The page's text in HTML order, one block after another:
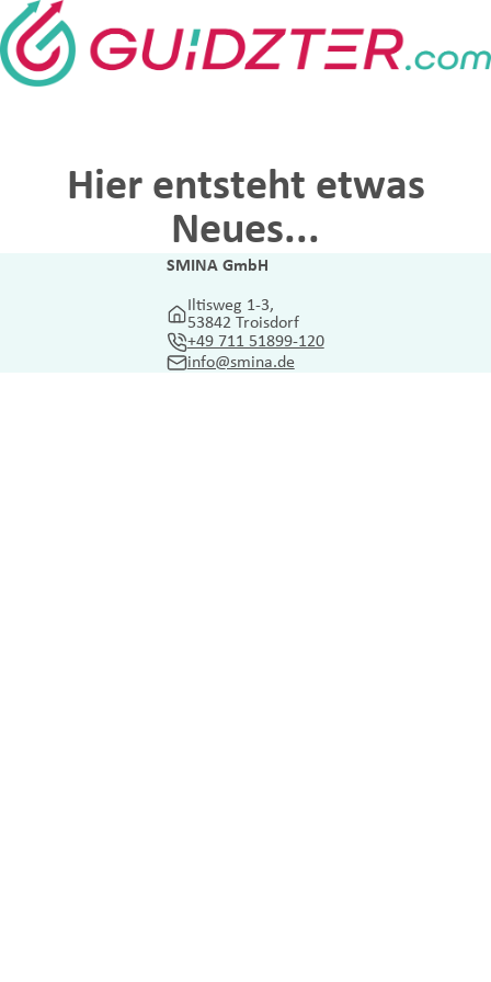
Hier entsteht etwas
Neues...
SMINA GmbH
Iltisweg 1-3,
53842 Troisdorf
+49 711 51899-120
info@smina.de